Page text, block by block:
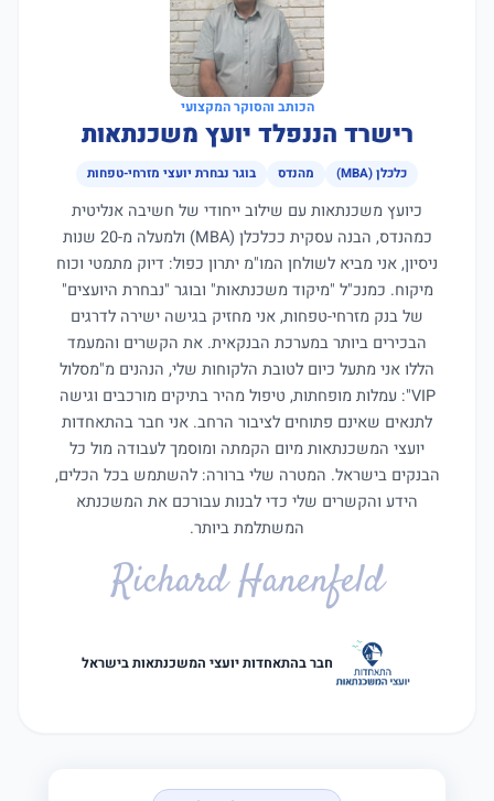
הכותב והסוקר המקצועי
רישרד הננפלד יועץ משכנתאות
כלכלן (MBA) מהנדס בוגר נבחרת יועצי מזרחי-טפחות
כיועץ משכנתאות עם שילוב ייחודי של חשיבה אנליטית
כמהנדס, הבנה עסקית ככלכלן (MBA) ולמעלה מ-20 שנות
ניסיון, אני מביא לשולחן המו"מ יתרון כפול: דיוק מתמטי וכוח
מיקוח. כמנכ"ל "מיקוד משכנתאות" ובוגר "נבחרת היועצים"
של בנק מזרחי-טפחות, אני מחזיק בגישה ישירה לדרגים
הבכירים ביותר במערכת הבנקאית. את הקשרים והמעמד
הללו אני מתעל כיום לטובת הלקוחות שלי, הנהנים מ"מסלול
VIP": עמלות מופחתות, טיפול מהיר בתיקים מורכבים וגישה
לתנאים שאינם פתוחים לציבור הרחב. אני חבר בהתאחדות
יועצי המשכנתאות מיום הקמתה ומוסמך לעבודה מול כל
הבנקים בישראל. המטרה שלי ברורה: להשתמש בכל הכלים,
הידע והקשרים שלי כדי לבנות עבורכם את המשכנתא
המשתלמת ביותר.
Richard Hanenfeld
חבר בהתאחדות יועצי המשכנתאות בישראל